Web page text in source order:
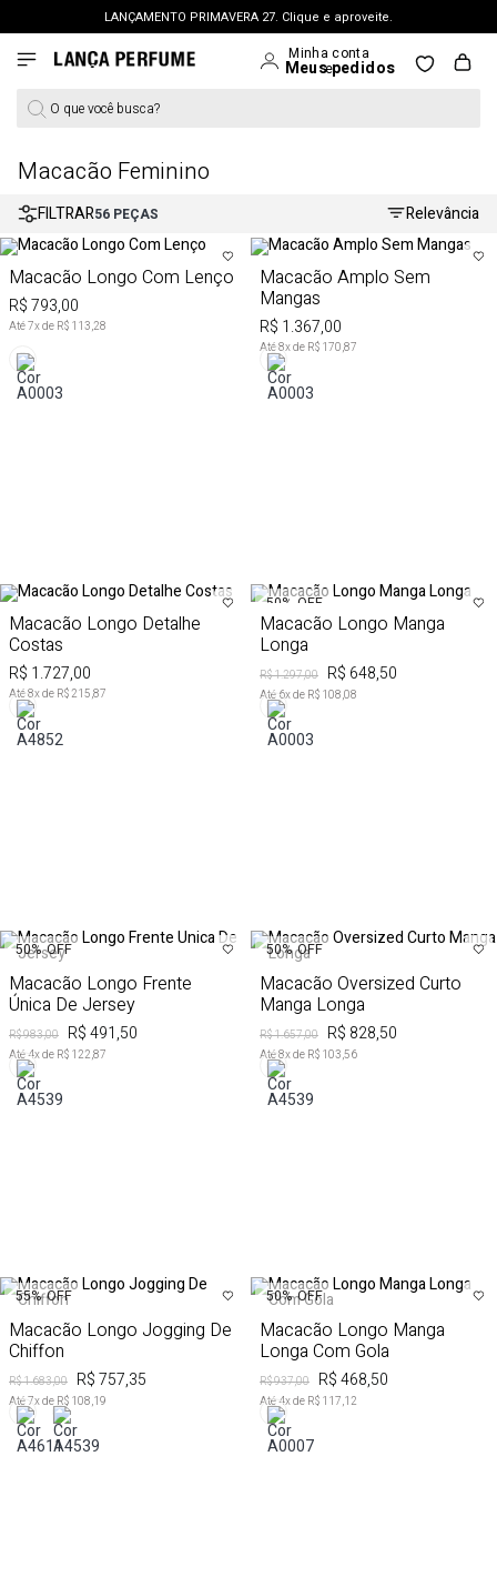
LANÇAMENTO PRIMAVERA 27. Clique e aproveite.
FRETE GRÁTIS | a partir de R$ 699. APROVEITAR >
OUTLET: Até 65% OFF + 15% na 2ª peça. Confira >
O que você busca?
Macacão Feminino
FILTRAR56 PEÇAS Relevância
Macacão Longo Com Lenço
R$ 793,00
Até7x de R$ 113,28
Macacão Amplo Sem
Mangas
R$ 1.367,00
Até8x de R$ 170,87
Macacão Longo Detalhe
Costas
R$ 1.727,00
Até8x de R$ 215,87
50% OFF
Macacão Longo Manga
Longa
R$ 1.297,00 R$ 648,50
Até 6x de R$ 108,08
50% OFF
Macacão Longo Frente
Única De Jersey
R$ 983,00 R$ 491,50
Até4x de R$ 122,87
50% OFF
Macacão Oversized Curto
Manga Longa
R$ 1.657,00 R$ 828,50
Até8x de R$ 103,56
55% OFF
Macacão Longo Jogging De
Chiffon
R$ 1.683,00 R$ 757,35
Até7x de R$ 108,19
50% OFF
Macacão Longo Manga
Longa Com Gola
R$ 937,00 R$ 468,50
Até4x de R$ 117,12